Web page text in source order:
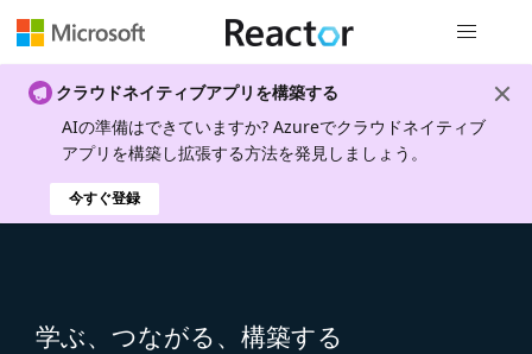
クラウドネイティブアプリを構築する
AIの準備はできていますか? Azureでクラウドネイティブ
アプリを構築し拡張する方法を発見しましょう。
今すぐ登録
学ぶ、つながる、構築する